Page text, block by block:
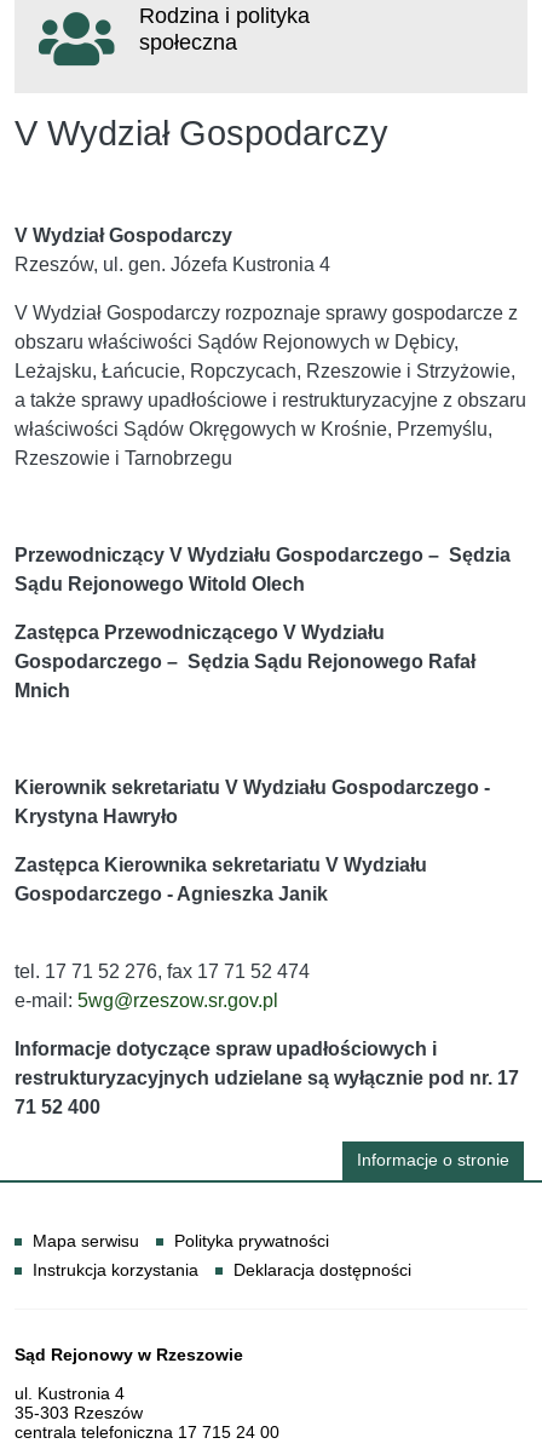
V Wydział Gospodarczy
V Wydział Gospodarczy
Rzeszów, ul. gen. Józefa Kustronia 4
V Wydział Gospodarczy rozpoznaje sprawy gospodarcze z
obszaru właściwości Sądów Rejonowych w Dębicy,
Leżajsku, Łańcucie, Ropczycach, Rzeszowie i Strzyżowie,
a także sprawy upadłościowe i restrukturyzacyjne z obszaru
właściwości Sądów Okręgowych w Krośnie, Przemyślu,
Rzeszowie i Tarnobrzegu
Przewodniczący V Wydziału Gospodarczego – Sędzia
Sądu Rejonowego Witold Olech
Zastępca Przewodniczącego V Wydziału
Gospodarczego – Sędzia Sądu Rejonowego Rafał
Mnich
Kierownik sekretariatu V Wydziału Gospodarczego -
Krystyna Hawryło
Zastępca Kierownika sekretariatu V Wydziału
Gospodarczego - Agnieszka Janik
tel. 17 71 52 276, fax 17 71 52 474
e-mail: 5wg@rzeszow.sr.gov.pl
Informacje dotyczące spraw upadłościowych i
restrukturyzacyjnych udzielane są wyłącznie pod nr. 17
71 52 400
Rodzina i polityka
społeczna
Informacje o stronie
Mapa serwisu
Polityka prywatności
Instrukcja korzystania
Deklaracja dostępności
Dane teleadresowe
Sąd Rejonowy w Rzeszowie
ul. Kustronia 4
35-303 Rzeszów
centrala telefoniczna 17 715 24 00